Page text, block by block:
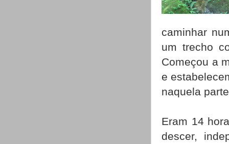
caminhar
um trecho
Começou a
e
naquela
Eram 14
descer,